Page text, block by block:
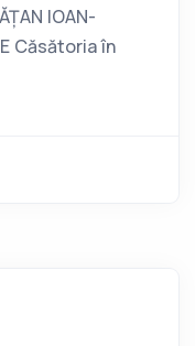
IOAN-
Căsătoria în